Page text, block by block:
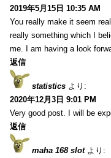
2019年5月15日 10:35 AM
You really make it seem
really something which I
me. I am having a look
返信
statistics より:
2020年12月3日 9:01 PM
Very good post. I will be
返信
maha 168 slot より: